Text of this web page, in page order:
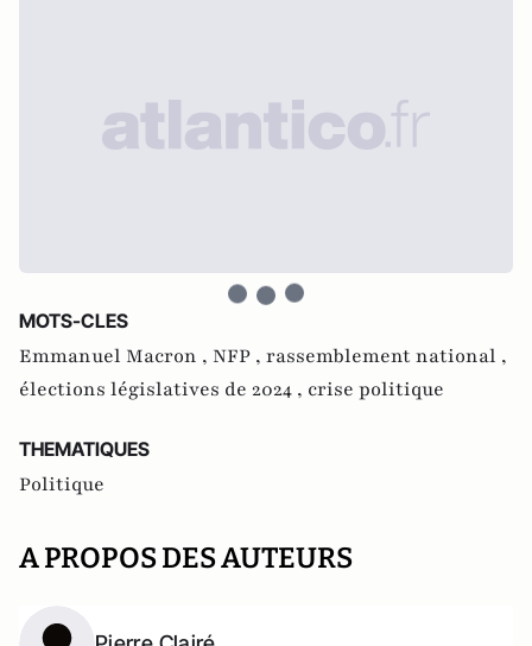
MOTS-CLES
Emmanuel Macron , NFP , rassemblement national ,
élections législatives de 2024 , crise politique
THEMATIQUES
Politique
A PROPOS DES AUTEURS